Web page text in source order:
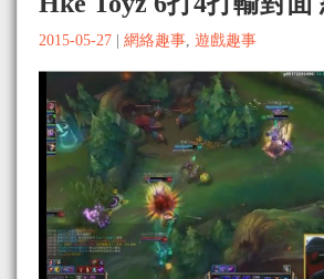
2015-05-27 網絡趣事, 遊戲趣事